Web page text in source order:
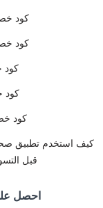
كود
كود
كود
كيف استخدم تطبيق
قبل
احصل